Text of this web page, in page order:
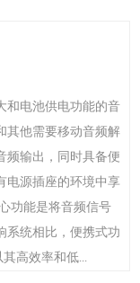
和电池供电功能的音
其他需要移动音频解
频输出，同时具备便
电源插座的环境中享
功能是将音频信号
系统相比，便携式功
高效率和低...